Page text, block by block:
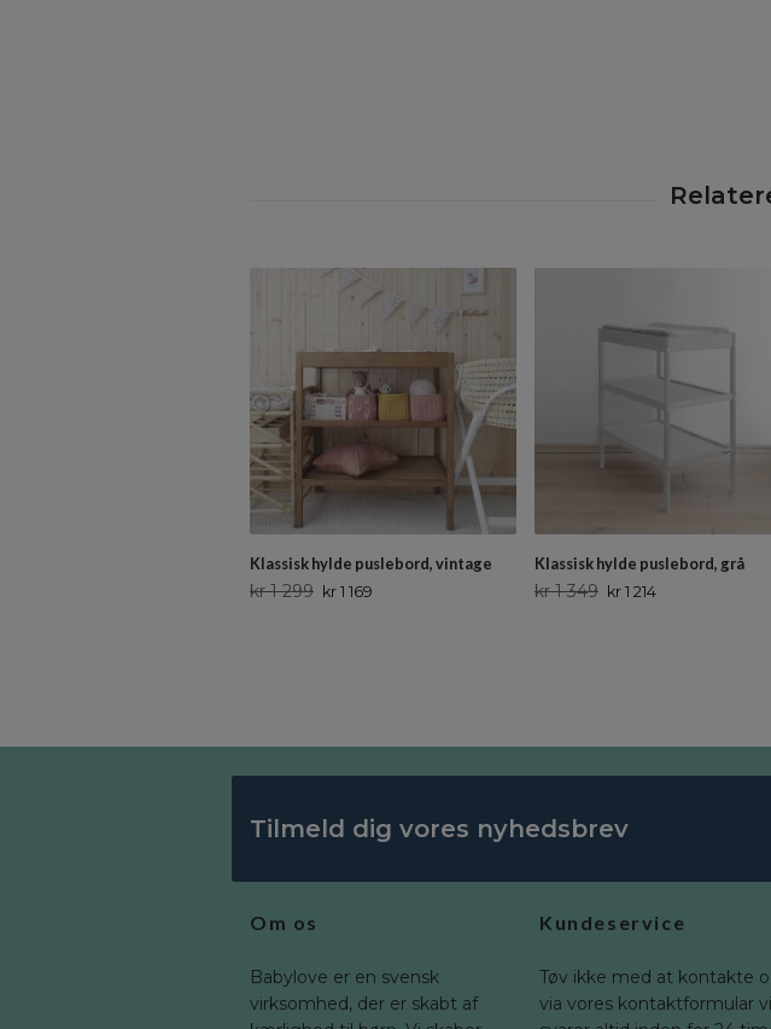
Klassisk hylde puslebord, vintage
kr 1 299 kr 1 169
Klassisk hylde puslebord, grå
kr 1 349 kr 1 214
Tilmeld dig vores nyhedsbrev
Om os
Babylove er en svensk
virksomhed, der er skabt af
Kundeservice
Tøv ikke med at kontakte
via vores kontaktformular vi